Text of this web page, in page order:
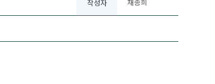
작성자 채종희